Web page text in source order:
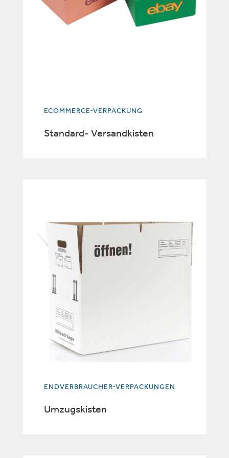
ECOMMERCE-VERPACKUNG
Standard- Versandkisten
ENDVERBRAUCHER-VERPACKUNGEN
Umzugskisten